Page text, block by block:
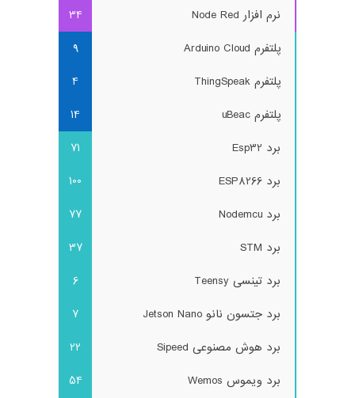
نرم افزار Node Red
34
پلتفرم Arduino Cloud
9
پلتفرم ThingSpeak
4
پلتفرم uBeac
14
برد Esp32
71
برد ESP8266
100
برد Nodemcu
77
برد STM
37
برد تینسی Teensy
6
برد جتسون نانو Jetson Nano
7
برد هوش مصنوعی Sipeed
22
برد ویموس Wemos
54